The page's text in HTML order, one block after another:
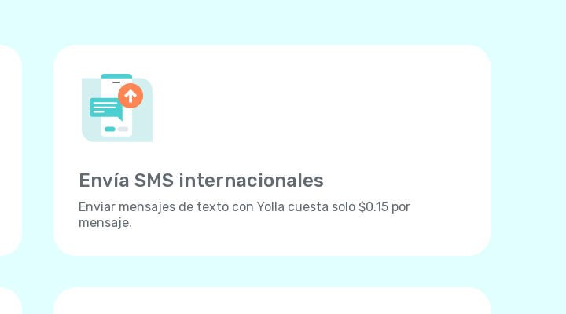
Envía SMS internacionales
Enviar mensajes de texto con Yolla cuesta solo $0.15 por
mensaje.